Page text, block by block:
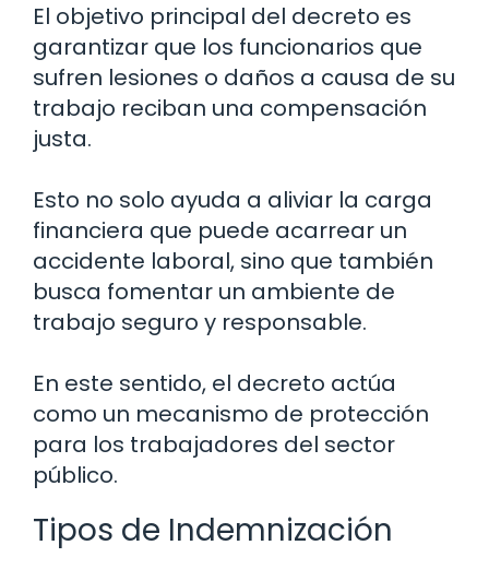
El objetivo principal del decreto es
garantizar que los funcionarios que
sufren lesiones o daños a causa de su
trabajo reciban una compensación
justa.
Esto no solo ayuda a aliviar la carga
financiera que puede acarrear un
accidente laboral, sino que también
busca fomentar un ambiente de
trabajo seguro y responsable.
En este sentido, el decreto actúa
como un mecanismo de protección
para los trabajadores del sector
público.
Tipos de Indemnización